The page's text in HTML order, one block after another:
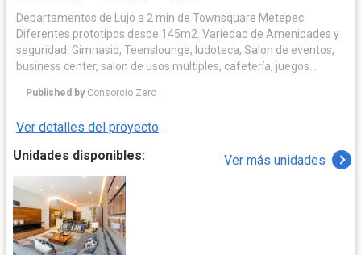
Departamentos de Lujo a 2 min de Townsquare Metepec.
Diferentes prototipos desde 145m2. Variedad de Amenidades y
seguridad. Gimnasio, Teenslounge, ludoteca, Salon de eventos,
business center, salon de usos multiples, cafetería, juegos
minutos y salida rápida a carretera México Toluca
Published by Consorcio Zero
Ver detalles del proyecto
Unidades disponibles:
Ver más unidades